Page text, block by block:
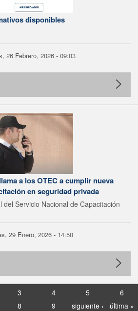
disponibles
26 Febrero, 2026 - 09:03
a los OTEC a cumplir nueva
en seguridad privada
del Servicio Nacional de Capacitación
29 Enero, 2026 - 14:50
3 4 5
6
8 9 siguiente › última »